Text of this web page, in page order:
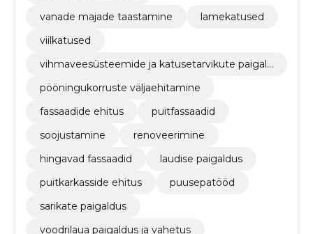
vanade majade taastamine
lamekatused
viilkatused
vihmaveesüsteemide ja katusetarvikute paigald
pööningukorruste väljaehitamine
fassaadide ehitus
puitfassaadid
soojustamine
renoveerimine
hingavad fassaadid
laudise paigaldus
puitkarkasside ehitus
puusepatööd
sarikate paigaldus
voodrilaua paigaldus ja vahetus